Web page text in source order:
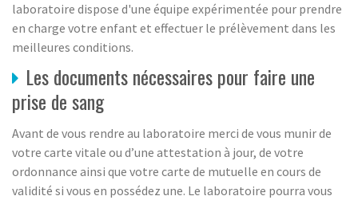
laboratoire dispose d'une équipe expérimentée pour prendre
en charge votre enfant et effectuer le prélèvement dans les
meilleures conditions.
Les documents nécessaires pour faire une
prise de sang
Avant de vous rendre au laboratoire merci de vous munir de
votre carte vitale ou d’une attestation à jour, de votre
ordonnance ainsi que votre carte de mutuelle en cours de
validité si vous en possédez une. Le laboratoire pourra vous